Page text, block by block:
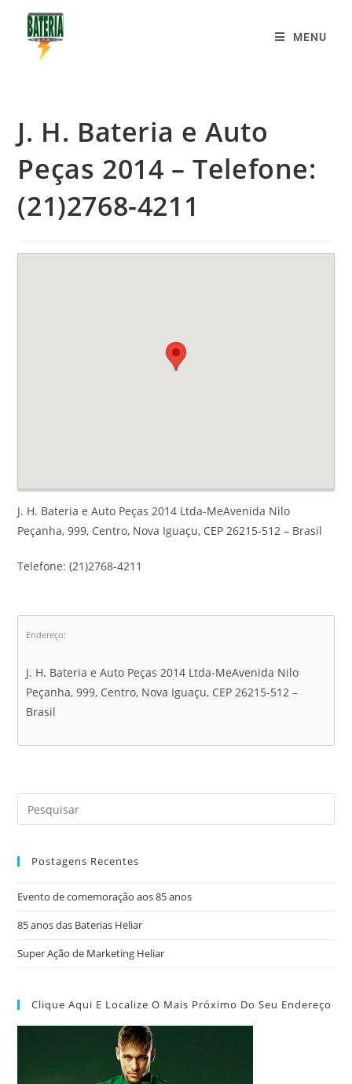
MENU
J. H. Bateria e Auto
Peças 2014 – Telefone:
(21)2768-4211
J. H. Bateria e Auto Peças 2014 Ltda-MeAvenida Nilo
Peçanha, 999, Centro, Nova Iguaçu, CEP 26215-512 – Brasil
Telefone: (21)2768-4211
Endereço:
J. H. Bateria e Auto Peças 2014 Ltda-MeAvenida Nilo
Peçanha, 999, Centro, Nova Iguaçu, CEP 26215-512 –
Brasil
Postagens Recentes
Evento de comemoração aos 85 anos
85 anos das Baterias Heliar
Super Ação de Marketing Heliar
Clique Aqui E Localize O Mais Próximo Do Seu Endereço